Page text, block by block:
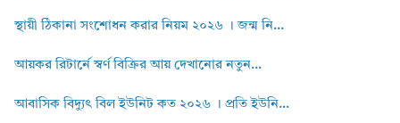
স্থায়ী ঠিকানা সংশোধন করার নিয়ম ২০২৬ । জন্ম নি...
আয়কর রিটার্নে স্বর্ণ বিক্রির আয় দেখানোর নতুন...
আবাসিক বিদ্যুৎ বিল ইউনিট কত ২০২৬ । প্রতি ইউনি...